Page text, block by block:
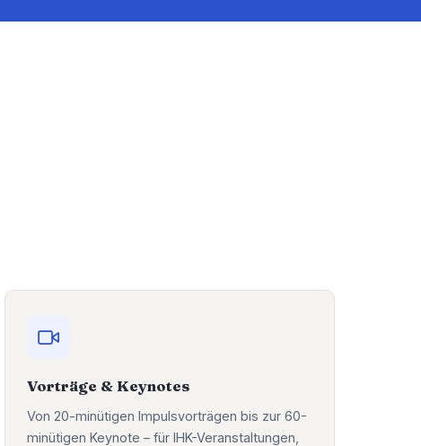
Vorträge & Keynotes
Von 20-minütigen Impulsvorträgen bis zur 60-
minütigen Keynote – für IHK-Veranstaltungen,